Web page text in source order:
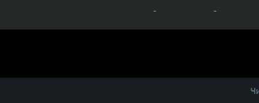
- -